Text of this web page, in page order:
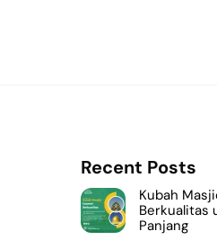
Recent Posts
Kubah
Berkualitas
Panjang